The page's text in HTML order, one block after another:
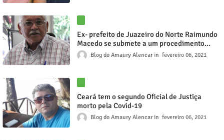
Ex- prefeito de Juazeiro do Norte Raimundo
Macedo se submete a um procedimento
cirúrgico neste sábado (6)
Blog do Amaury Alencar fevereiro 06, 2021
Ceará tem o segundo Oficial de Justiça
morto pela Covid-19
Blog do Amaury Alencar fevereiro 06, 2021